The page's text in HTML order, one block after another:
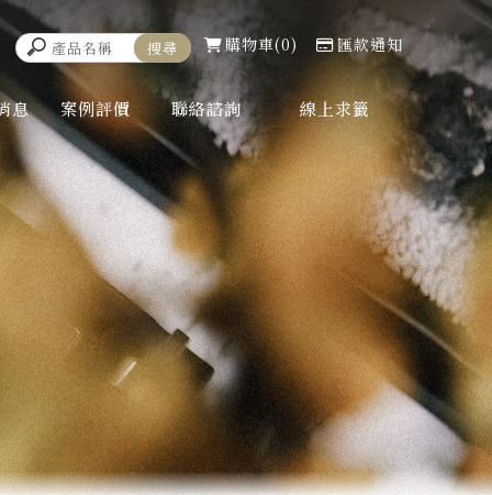
購物車 0 匯款通知
息
案例評價
COMMENT
聯絡諮詢
CONTACT
線上求籤
ONLINE DRAW